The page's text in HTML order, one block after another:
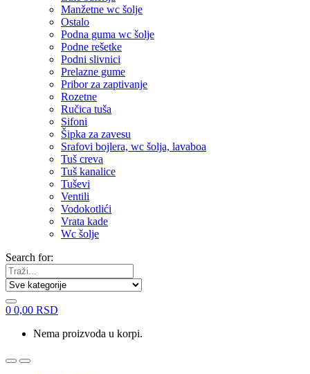
Manžetne wc šolje
Ostalo
Podna guma wc šolje
Podne rešetke
Podni slivnici
Prelazne gume
Pribor za zaptivanje
Rozetne
Ručica tuša
Sifoni
Šipka za zavesu
Srafovi bojlera, wc šolja, lavaboa
Tuš creva
Tuš kanalice
Tuševi
Ventili
Vodokotlići
Vrata kade
Wc šolje
Search for:
0 0,00 RSD
Nema proizvoda u korpi.